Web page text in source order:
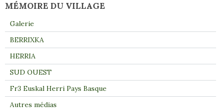
MÉMOIRE DU VILLAGE
Galerie
BERRIXKA
HERRIA
SUD OUEST
Fr3 Euskal Herri Pays Basque
Autres médias